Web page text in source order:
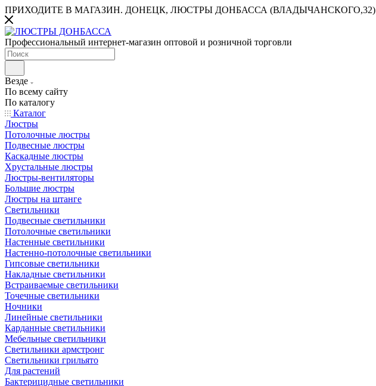
ПРИХОДИТЕ В МАГАЗИН. ДОНЕЦК, ЛЮСТРЫ ДОНБАССА (ВЛАДЫЧАНСКОГО,32)
Профессиональный интернет-магазин оптовой и розничной торговли
Везде
По всему сайту
По каталогу
Каталог
Люстры
Потолочные люстры
Подвесные люстры
Каскадные люстры
Хрустальные люстры
Люстры-вентиляторы
Большие люстры
Люстры на штанге
Светильники
Подвесные светильники
Потолочные светильники
Настенные светильники
Настенно-потолочные светильники
Гипсовые светильники
Накладные светильники
Встраиваемые светильники
Точечные светильники
Ночники
Линейные светильники
Карданные светильники
Мебельные светильники
Светильники армстронг
Светильники грильято
Для растений
Бактерицидные светильники